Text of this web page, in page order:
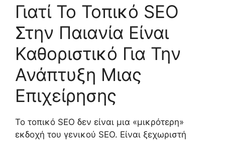
Γιατί Το Τοπικό SEO
Στην Παιανία Είναι
Καθοριστικό Για Την
Ανάπτυξη Μιας
Επιχείρησης
Το τοπικό SEO δεν είναι μια «μικρότερη»
εκδοχή του γενικού SEO. Είναι ξεχωριστή